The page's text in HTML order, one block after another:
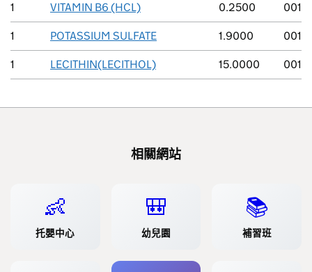
1 VITAMIN B6 (HCL) 0.2500 001
1 POTASSIUM SULFATE 1.9000 001
1 LECITHIN(LECITHOL) 15.0000 001
相關網站
👶
托嬰中心
🎒
幼兒園
📚
補習班